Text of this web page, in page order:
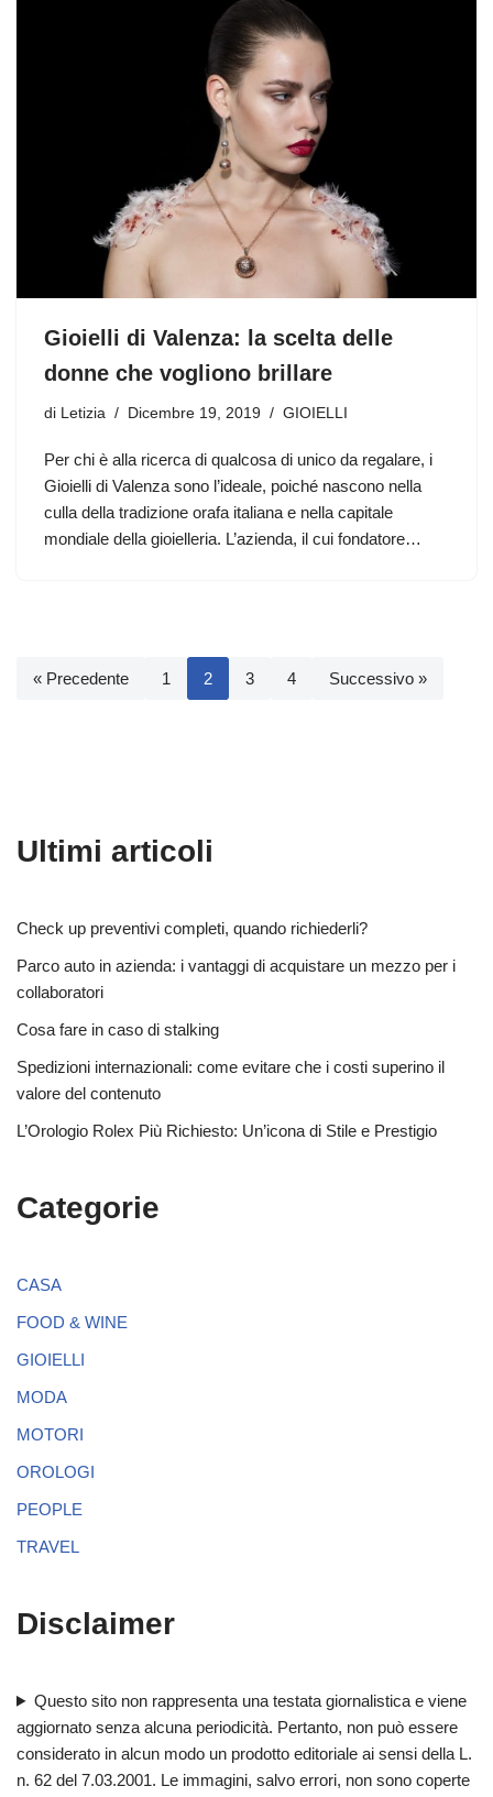
Gioielli di Valenza: la scelta delle
donne che vogliono brillare
di Letizia Dicembre 19, 2019 GIOIELLI
Per chi è alla ricerca di qualcosa di unico da regalare, i
Gioielli di Valenza sono l’ideale, poiché nascono nella
culla della tradizione orafa italiana e nella capitale
mondiale della gioielleria. L’azienda, il cui fondatore…
« Precedente 1 2 3 4 Successivo »
Ultimi articoli
Check up preventivi completi, quando richiederli?
Parco auto in azienda: i vantaggi di acquistare un mezzo per i
collaboratori
Cosa fare in caso di stalking
Spedizioni internazionali: come evitare che i costi superino il
valore del contenuto
L’Orologio Rolex Più Richiesto: Un’icona di Stile e Prestigio
Categorie
CASA
FOOD & WINE
GIOIELLI
MODA
MOTORI
OROLOGI
PEOPLE
TRAVEL
Disclaimer
Questo sito non rappresenta una testata giornalistica e viene
aggiornato senza alcuna periodicità. Pertanto, non può essere
considerato in alcun modo un prodotto editoriale ai sensi della L.
n. 62 del 7.03.2001. Le immagini, salvo errori, non sono coperte